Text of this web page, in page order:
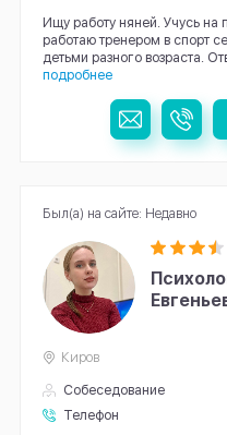
Ищу работу няней. Учусь на
работаю тренером в спорт
детьми разного возраста.
подробнее
Собеседование
Телефон
Киров
Был(а) на сайте: Недавно